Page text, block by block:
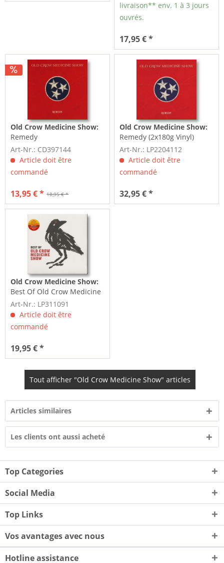
livraison** env. 1 à 3 jours
ouvrés.
17,95 € *
Old Crow Medicine Show:
Remedy
Art-Nr.: CD397144
Article doit être
commandé
18,95 € *
13,95 € *
Old Crow Medicine Show:
Remedy (2x180g Vinyl)
Art-Nr.: LP2204112
Article doit être
commandé
32,95 € *
Old Crow Medicine Show:
Best Of Old Crow Medicine
Show (LP & 7inch,...
Art-Nr.: LP311091
Article doit être
commandé
19,95 € *
Tout afficher "Old Crow Medicine Show" articles
Articles similaires
Les clients ont aussi acheté
Top Categories
Social Media
Top Links
Vos avantages avec nous
Hotline assistance